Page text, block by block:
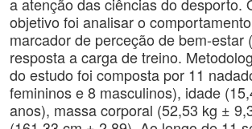
objetivo foi analisar o
marcador de perceção de bem-estar
resposta a carga de treino.
do estudo foi composta por 11
femininos e 8 masculinos), idade
anos), massa corporal (52,53 kg ±